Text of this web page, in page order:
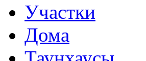
Участки
Дома